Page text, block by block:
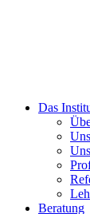
Das
Beratung